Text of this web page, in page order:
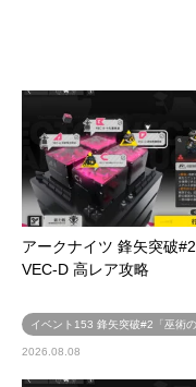
アークナイツ 鋒矢突破#2
VEC-D 高レア攻略
イベント153 鋒矢突破#2「巫術の
2026.08.08